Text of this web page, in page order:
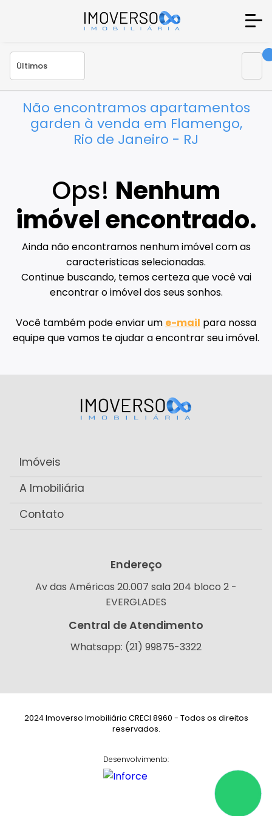
Não encontramos apartamentos
garden à venda em Flamengo,
Rio de Janeiro - RJ
Ops! Nenhum
imóvel encontrado.
Ainda não encontramos nenhum imóvel com as
caracteristicas selecionadas.
Continue buscando, temos certeza que você vai
encontrar o imóvel dos seus sonhos.
Você também pode enviar um e-mail para nossa
equipe que vamos te ajudar a encontrar seu imóvel.
Imóveis
A Imobiliária
Contato
Endereço
Av das Américas 20.007 sala 204 bloco 2 -
EVERGLADES
Central de Atendimento
Whatsapp: (21) 99875-3322
2024 Imoverso Imobiliária CRECI 8960 - Todos os direitos
reservados.
Desenvolvimento: